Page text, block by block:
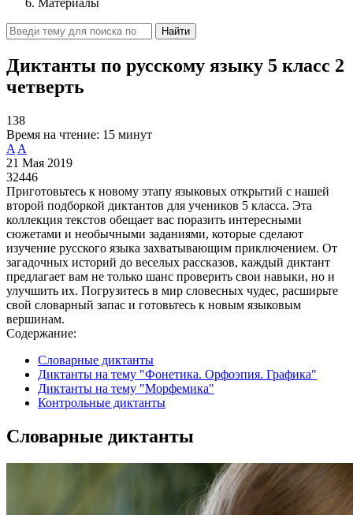
Материалы
Найти
Диктанты по русскому языку 5 класс 2
четверть
138
Время на чтение: 15 минут
A A
21 Мая 2019
32446
Приготовьтесь к новому этапу языковых открытий с нашей
второй подборкой диктантов для учеников 5 класса. Эта
коллекция текстов обещает вас поразить интересными
сюжетами и необычными заданиями, которые сделают
изучение русского языка захватывающим приключением. От
загадочных историй до веселых рассказов, каждый диктант
предлагает вам не только шанс проверить свои навыки, но и
улучшить их. Погрузитесь в мир словесных чудес, расширьте
свой словарный запас и готовьтесь к новым языковым
вершинам.
Содержание:
Словарные диктанты
Диктанты на тему "Фонетика. Орфоэпия. Графика"
Диктанты на тему "Морфемика"
Контрольные диктанты
Словарные диктанты